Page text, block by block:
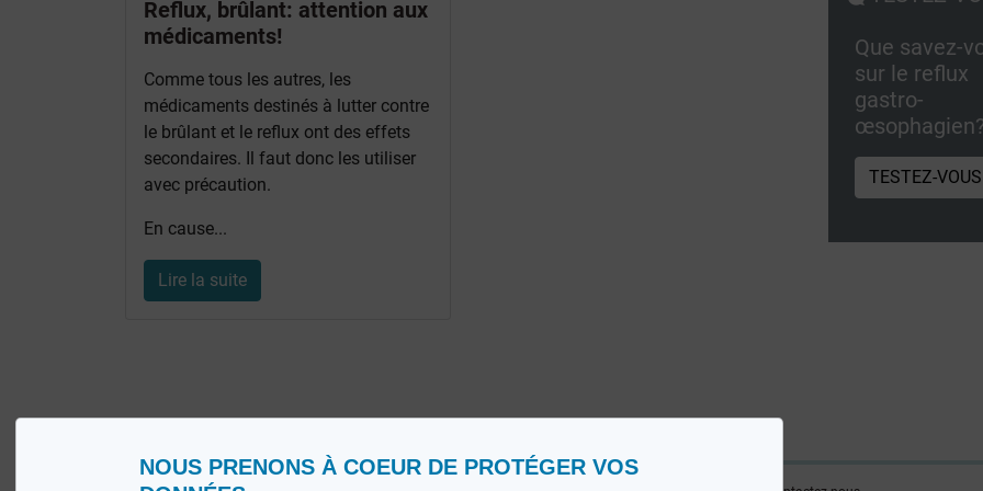
NOUS PRENONS À COEUR DE PROTÉGER VOS
Reflux, brûlant: attention aux
médicaments!
Comme tous les autres, les
médicaments destinés à lutter contre
le brûlant et le reflux ont des effets
secondaires. Il faut donc les utiliser
avec précaution.
En cause...
Lire la suite
Que savez-
sur le reflux
gastro-
TESTEZ-VOUS